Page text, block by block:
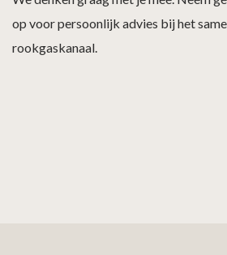
op voor persoonlijk advies bij het
rookgaskanaal.